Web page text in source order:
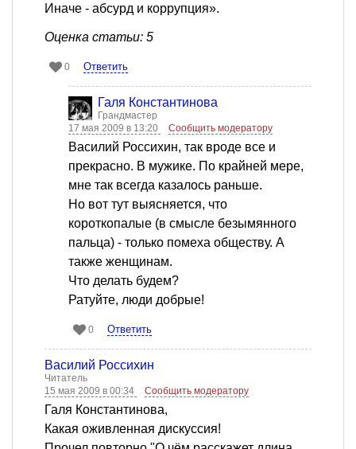
Иначе - абсурд и коррупция».
Оценка статьи: 5
0 Ответить
Галя Константинова
Грандмастер
17 мая 2009 в 13:20
Сообщить модератору
Василий Россихин, так вроде все и
прекрасно. В мужике. По крайней мере,
мне так всегда казалось раньше.
Но вот тут выясняется, что
короткопалые (в смысле безымянного
пальца) - только помеха обществу. А
также женщинам.
Что делать будем?
Ратуйте, люди добрые!
0 Ответить
Василий Россихин
Читатель
15 мая 2009 в 00:34
Сообщить модератору
Галя Константинова,
Какая оживленная дискуссия!